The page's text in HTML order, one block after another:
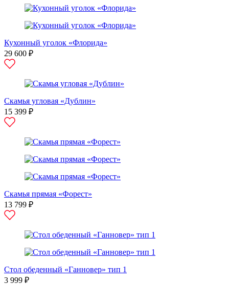
Кухонный уголок «Флорида»
29 600 ₽
Скамья угловая «Дублин»
15 399 ₽
Скамья прямая «Форест»
13 799 ₽
Стол обеденный «Ганновер» тип 1
3 999 ₽